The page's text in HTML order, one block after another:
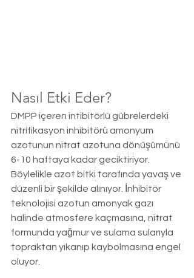
Nasıl Etki Eder?
DMPP içeren intibitörlü gübrelerdeki
nitrifikasyon inhibitörü amonyum
azotunun nitrat azotuna dönüşümünü
6-10 haftaya kadar geciktiriyor.
Böylelikle azot bitki tarafında yavaş ve
düzenli bir şekilde alınıyor. İnhibitör
teknolojisi azotun amonyak gazı
halinde atmosfere kaçmasına, nitrat
formunda yağmur ve sulama sularıyla
topraktan yıkanıp kaybolmasına engel
oluyor.